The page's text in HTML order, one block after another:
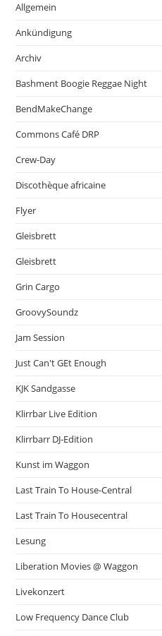
Allgemein
Ankündigung
Archiv
Bashment Boogie Reggae Night
BendMakeChange
Commons Café DRP
Crew-Day
Discothèque africaine
Flyer
Gleisbrett
Gleisbrett
Grin Cargo
GroovySoundz
Jam Session
Just Can't GEt Enough
KJK Sandgasse
Klirrbar Live Edition
Klirrbarr DJ-Edition
Kunst im Waggon
Last Train To House-Central
Last Train To Housecentral
Lesung
Liberation Movies @ Waggon
Livekonzert
Low Frequency Dance Club